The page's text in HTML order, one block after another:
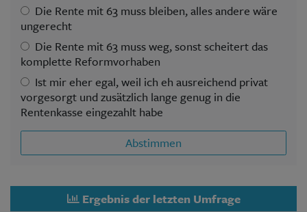
Die Rente mit 63 muss bleiben, alles andere wäre
ungerecht
Die Rente mit 63 muss weg, sonst scheitert das
komplette Reformvorhaben
Ist mir eher egal, weil ich eh ausreichend privat
vorgesorgt und zusätzlich lange genug in die
Rentenkasse eingezahlt habe
Abstimmen
Ergebnis der letzten Umfrage